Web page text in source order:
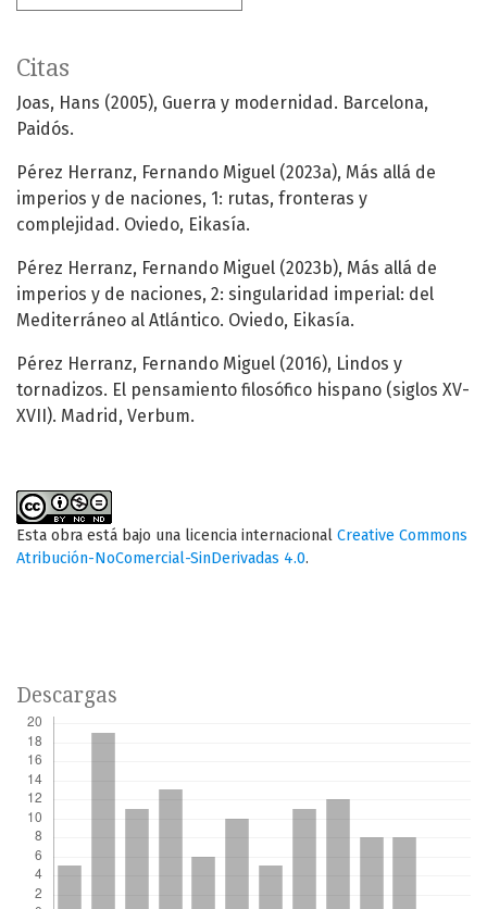
Citas
Joas, Hans (2005), Guerra y modernidad. Barcelona,
Paidós.
Pérez Herranz, Fernando Miguel (2023a), Más allá de
imperios y de naciones, 1: rutas, fronteras y
complejidad. Oviedo, Eikasía.
Pérez Herranz, Fernando Miguel (2023b), Más allá de
imperios y de naciones, 2: singularidad imperial: del
Mediterráneo al Atlántico. Oviedo, Eikasía.
Pérez Herranz, Fernando Miguel (2016), Lindos y
tornadizos. El pensamiento filosófico hispano (siglos XV-
XVII). Madrid, Verbum.
Esta obra está bajo una licencia internacional Creative Commons
Atribución-NoComercial-SinDerivadas 4.0.
Descargas